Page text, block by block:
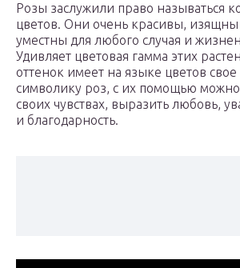
Розы заслужили право называться
цветов. Они очень красивы,
уместны для любого случая и
Удивляет цветовая гамма этих
оттенок имеет на языке цветов
символику роз, с их помощью можно
своих чувствах, выразить любовь,
и благодарность.